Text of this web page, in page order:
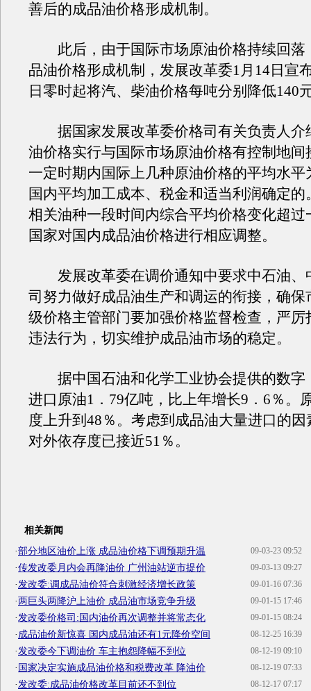
善后的成品油价格形成机制。
此后，由于国际市场原油价格持续回落
品油价格形成机制，发展改革委1月14日宣
日零时起将汽、柴油价格每吨分别降低140
据国家发展改革委价格司有关负责人介
油价格实行与国际市场原油价格有控制地间
一定时期内国际上几种原油价格的平均水平
国内平均加工成本、税金和适当利润确定的
相关油种一段时间内综合平均价格变化超过
国家对国内成品油价格进行相应调整。
发展改革委在调价通知中要求中石油、
司努力做好成品油生产和调运的衔接，确保
级价格主管部门要加强价格监督检查，严厉
违法行为，切实维护成品油市场的稳定。
据中国石油和化学工业协会提供的数字
进口原油1．79亿吨，比上年增长9．6％。
度上升到48％。考虑到成品油大量进口的
对外依存度已接近51％。
相关新闻
09-03-23 09:52
·部分地区油价上涨 成品油价格下调预期升温
09-03-13 09:27
·传发改委月内会再降油价 广州油站逆市提价
09-01-16 07:36
·发改委:调成品油价符合刺激经济增长政策
09-01-15 17:46
·两巨头两降沪上油价 成品油市场竞争升级
09-01-15 08:24
·发改委价格司:国内油价再次调整并将常态化
08-12-25 16:39
·成品油价新惊喜 国内成品油还有1元降价空间
08-12-19 09:10
·发改委今下调油价 车主抱怨降幅不到位
08-12-19 07:33
·国家决定实施成品油价格和税费改革 降油价
08-12-17 07:17
·发改委:成品油价格改革目前还不到位